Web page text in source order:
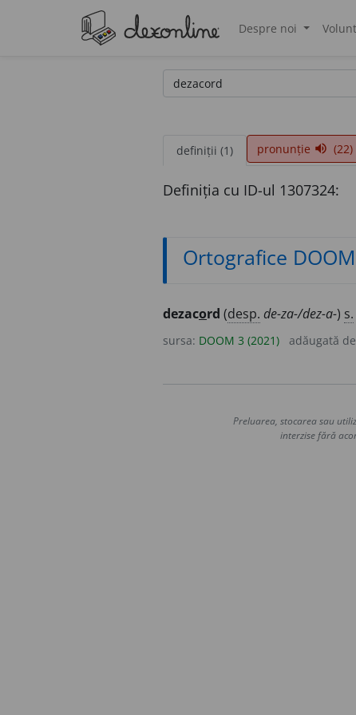
Despre noi
definiții (1) pronunție volume_up (22)
Definiția cu ID-ul 1307324:
Ortografice DOOM
dezacord (desp. de-za-/dez-a-) s.
sursa: DOOM 3 (2021) adăugată de
Preluarea, stocarea sau
interzise fără